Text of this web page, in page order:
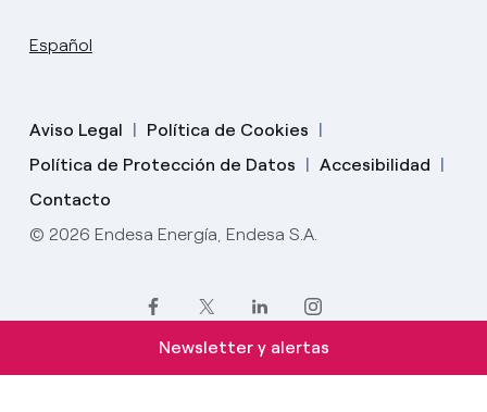
Español
Aviso Legal
Política de Cookies
Política de Protección de Datos
Accesibilidad
Contacto
© 2026 Endesa Energía, Endesa S.A.
Newsletter y alertas